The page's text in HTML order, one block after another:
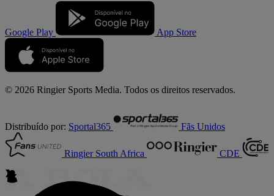
Google Play App Store
© 2026 Ringier Sports Media. Todos os direitos reservados.
Distribuído por: Sportal365 Fãs Unidos
Ringier South Africa CDE